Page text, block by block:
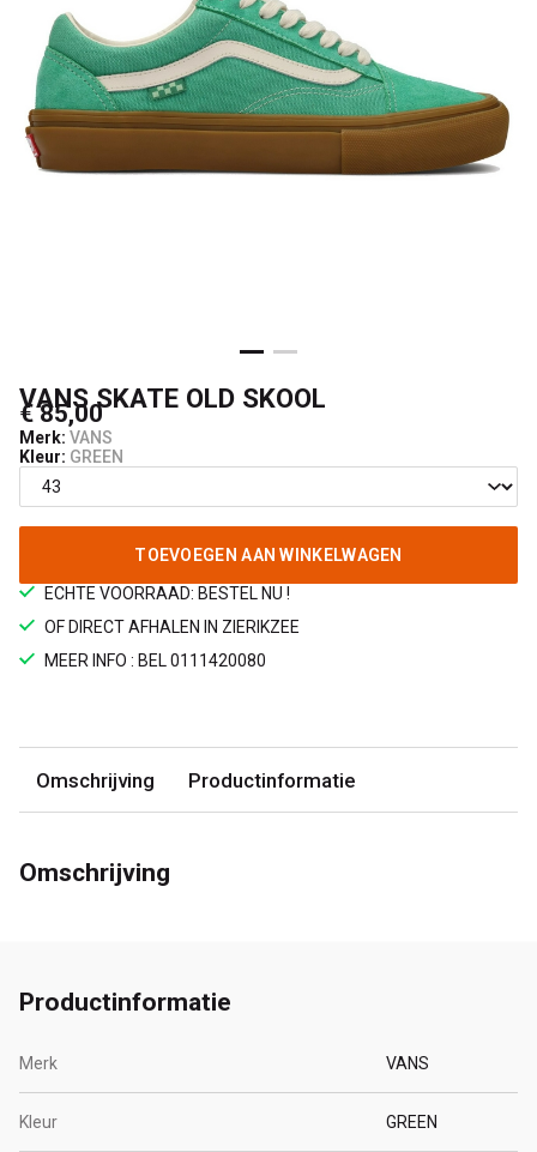
VANS SKATE OLD SKOOL
€ 85,00
Merk: VANS
Kleur: GREEN
TOEVOEGEN AAN WINKELWAGEN
ECHTE VOORRAAD: BESTEL NU !
OF DIRECT AFHALEN IN ZIERIKZEE
MEER INFO : BEL 0111420080
Omschrijving Productinformatie
Omschrijving
Productinformatie
Merk VANS
Kleur GREEN